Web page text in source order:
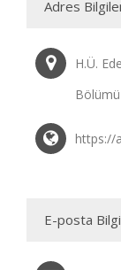
Adres
H.Ü.
https://
E-posta